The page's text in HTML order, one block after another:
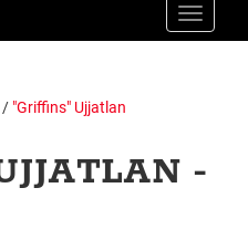
Toggle
/ "Griffins" Ujjatlan
-